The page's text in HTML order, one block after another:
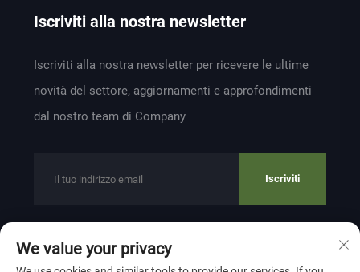
Iscriviti alla nostra newsletter
Iscriviti alla nostra newsletter per ricevere le ultime
novità del settore, aggiornamenti e approfondimenti
dal nostro team di Company
Iscriviti
Copyright © 2024 by ZHEJIANG WEIYU VENTILATION
We value your privacy